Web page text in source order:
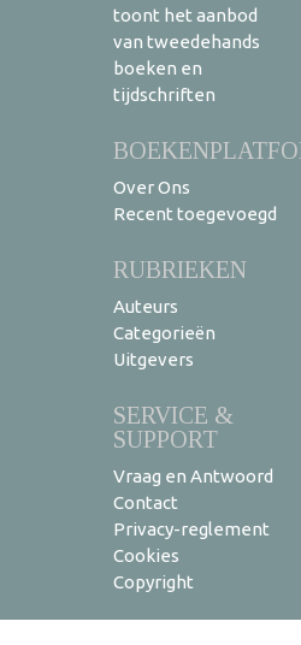
toont het aanbod
van tweedehands
boeken en
tijdschriften
Over Ons
Recent toegevoegd
RUBRIEKEN
Auteurs
Categorieën
Uitgevers
SERVICE &
SUPPORT
Vraag en Antwoord
Contact
Privacy-reglement
Cookies
Copyright